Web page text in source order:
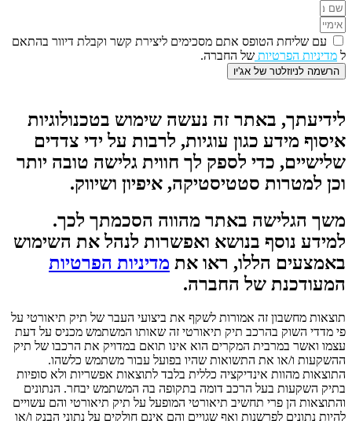
עם שליחת הטופס אתם מסכימים ליצירת קשר וקבלת דיוור בהתאם
ל מדיניות הפרטיות של החברה.
הרשמה לניוזלטר של אג'יו
לידיעתך, באתר זה נעשה שימוש בטכנולוגיות
איסוף מידע כגון עוגיות, לרבות על ידי צדדים
שלישיים, כדי לספק לך חווית גלישה טובה יותר
וכן למטרות סטטיסטיקה, איפיון ושיווק.
משך הגלישה באתר מהווה הסכמתך לכך.
למידע נוסף בנושא ואפשרות לנהל את השימוש
באמצעים הללו, ראו את מדיניות הפרטיות
המעודכנת של החברה.
תוצאות מחשבון זה אמורות לשקף את ביצועי העבר של תיק תיאורטי על
פי מדדי השוק בהרכב תיק תיאורטי זה שאותו המשתמש מכניס על דעת
עצמו ואשר במרבית המקרים הוא אינו תואם במדויק את הרכבו של תיק
ההשקעות ו/או את התשואות שהיו בפועל עבור משתמש כלשהו.
התוצאות מהוות אינדיקציה כללית בלבד לתוצאות אפשריות ולא סופיות
בתיק השקעות בעל הרכב דומה בתקופה בה המשתמש יבחר. הנתונים
והתוצאות הן פרי תחשיב תיאורטי המופעל על תיק תיאורטי והם עשויים
להיות נתונים לפרשנות ואף שגויים והם אינם חולקים על נתוני הבנק ו/או